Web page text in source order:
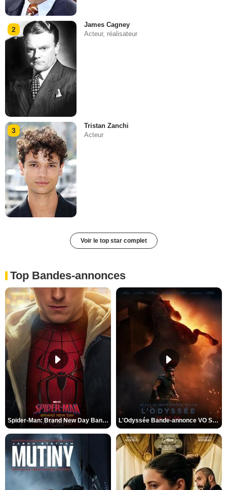
2
James Cagney
Acteur, réalisateur
3
Tristan Zanchi
Acteur
Voir le top star complet
Top Bandes-annonces
Spider-Man: Brand New Day Bande-annonce VO STFR L'Odyssée Bande-annonce VO STFR